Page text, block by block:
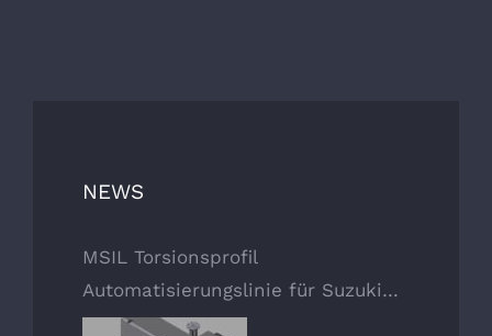
NEWS
MSIL Torsionsprofil
Automatisierungslinie für Suzuki
Fahrzeug